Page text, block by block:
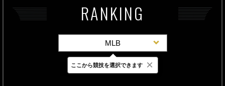
RANKING
MLB
最新 24時間 週間
ここから競技を選択できます ×